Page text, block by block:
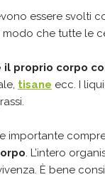
essere svolti
modo che tutte le
il proprio corpo
tisane ecc. I
importante
. L’intero
È bene